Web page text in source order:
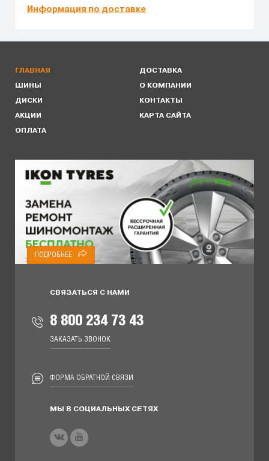
Информация по доставке
ГЛАВНАЯ
ШИНЫ
ДИСКИ
АКЦИИ
ОПЛАТА
ДОСТАВКА
О КОМПАНИИ
КОНТАКТЫ
КАРТА САЙТА
ПОДРОБНЕЕ
СВЯЗАТЬСЯ С НАМИ
8 800 234 73 43
ЗАКАЗАТЬ ЗВОНОК
ФОРМА ОБРАТНОЙ СВЯЗИ
МЫ В СОЦИАЛЬНЫХ СЕТЯХ